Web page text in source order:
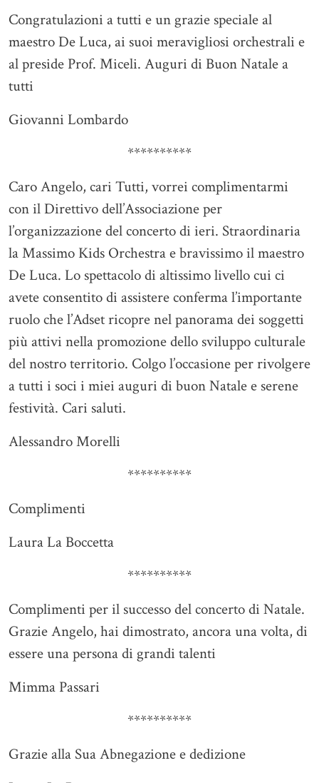
Congratulazioni a tutti e un grazie speciale al
maestro De Luca, ai suoi meravigliosi orchestrali e
al preside Prof. Miceli. Auguri di Buon Natale a
tutti
Giovanni Lombardo
**********
Caro Angelo, cari Tutti, vorrei complimentarmi
con il Direttivo dell’Associazione per
l’organizzazione del concerto di ieri. Straordinaria
la Massimo Kids Orchestra e bravissimo il maestro
De Luca. Lo spettacolo di altissimo livello cui ci
avete consentito di assistere conferma l’importante
ruolo che l’Adset ricopre nel panorama dei soggetti
più attivi nella promozione dello sviluppo culturale
del nostro territorio. Colgo l’occasione per rivolgere
a tutti i soci i miei auguri di buon Natale e serene
festività. Cari saluti.
Alessandro Morelli
**********
Complimenti
Laura La Boccetta
**********
Complimenti per il successo del concerto di Natale.
Grazie Angelo, hai dimostrato, ancora una volta, di
essere una persona di grandi talenti
Mimma Passari
**********
Grazie alla Sua Abnegazione e dedizione